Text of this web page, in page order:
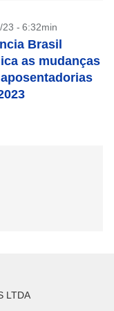
23 - 6:32min
Brasil
as mudanças
LTDA